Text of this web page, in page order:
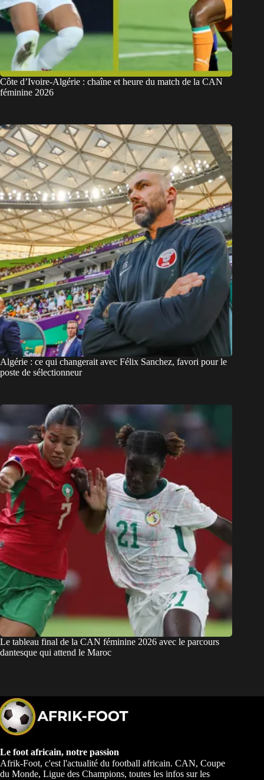
Côte d’Ivoire-Algérie : chaîne et heure du match de la CAN
féminine 2026
Algérie : ce qui changerait avec Félix Sanchez, favori pour le
poste de sélectionneur
Le tableau final de la CAN féminine 2026 avec le parcours
dantesque qui attend le Maroc
Le foot africain, notre passion
Afrik-Foot, c'est l'actualité du football africain. CAN, Coupe
du Monde, Ligue des Champions, toutes les infos sur les